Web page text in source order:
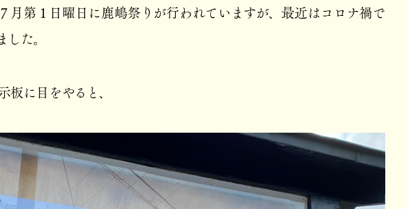
月第１日曜日に鹿嶋祭りが行われていますが、最近はコロナ禍で
た。
に目をやると、